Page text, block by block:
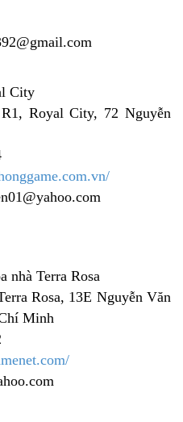
City
Royal City, 72 Nguyễn
nhà Terra Rosa
Rosa, 13E Nguyễn Văn
Minh